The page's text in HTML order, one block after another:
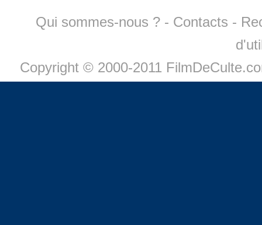
Qui sommes-nous ? - Contacts -
Copyright © 2000-2011